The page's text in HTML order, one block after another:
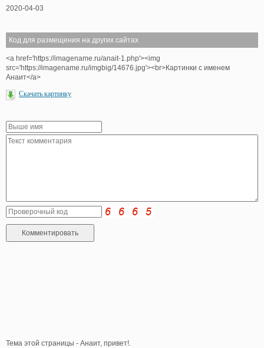
2020-04-03
Код для размещения на других сайтах
<a href='https://imagename.ru/anait-1.php'><img
src='https://imagename.ru/imgbig/14676.jpg'><br>Картинки с именем
Анаит</a>
Скачать картинку
Тема этой страницы - Анаит, привет!.